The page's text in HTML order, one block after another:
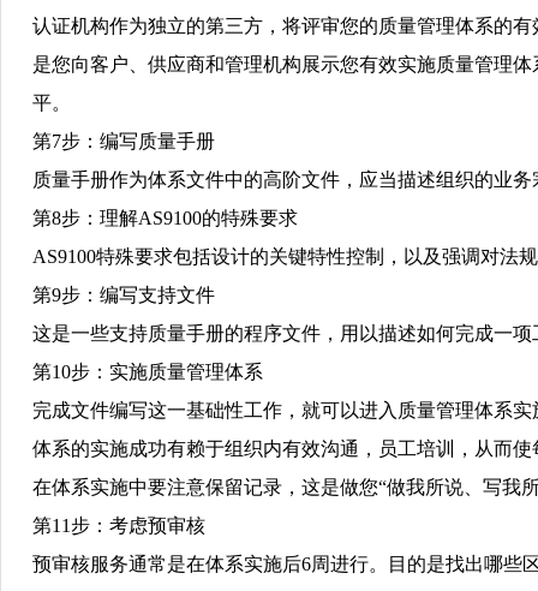
认证机构作为独立的第三方，将评审您的质量管理体系的
是您向客户、供应商和管理机构展示您有效实施质量管理
平。
第7步：编写质量手册
质量手册作为体系文件中的高阶文件，应当描述组织的业
第8步：理解AS9100的特殊要求
AS9100特殊要求包括设计的关键特性控制，以及强调对法规
第9步：编写支持文件
这是一些支持质量手册的程序文件，用以描述如何完成一
第10步：实施质量管理体系
完成文件编写这一基础性工作，就可以进入质量管理体系实
体系的实施成功有赖于组织内有效沟通，员工培训，从而
在体系实施中要注意保留记录，这是做您“做我所说、写我
第11步：考虑预审核
预审核服务通常是在体系实施后6周进行。目的是找出哪些